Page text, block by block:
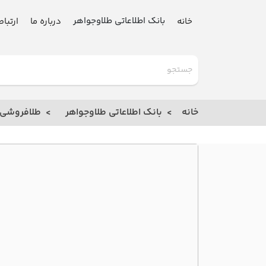
خانه بانک اطلاعاتی طلاوجواهر درباره ما
خانه بانک اطلاعاتی طلاوجواهر طلافروشی